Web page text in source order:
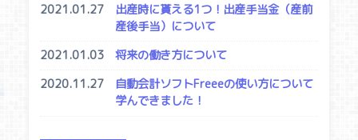
2021.01.27
出産時に貰える1つ！出産手当金（産前
産後手当）について
2021.01.03
将来の働き方について
2020.11.27
自動会計ソフトFreeeの使い方について
学んできました！